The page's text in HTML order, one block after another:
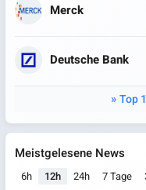
Merck
Deutsche Bank
Top
Meistgelesene News
6h 12h 24h 7 Tage